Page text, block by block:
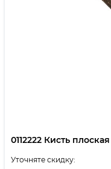
0112222 Кисть
Уточняте скидку: